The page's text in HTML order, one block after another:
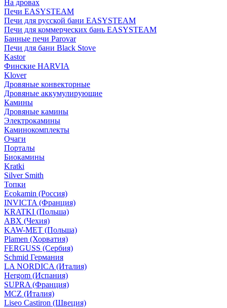
На дровах
Печи EASYSTEAM
Печи для русской бани EASYSTEAM
Печи для коммерческих бань EASYSTEAM
Банные печи Parovar
Печи для бани Black Stove
Kastor
Финские HARVIA
Klover
Дровяные конвекторные
Дровяные аккумулирующие
Камины
Дровяные камины
Электрокамины
Каминокомплекты
Очаги
Порталы
Биокамины
Kratki
Silver Smith
Топки
Ecokamin (Россия)
INVICTA (Франция)
KRATKI (Польша)
ABX (Чехия)
KAW-MET (Польша)
Plamen (Хорватия)
FERGUSS (Сербия)
Schmid Германия
LA NORDICA (Италия)
Hergom (Испания)
SUPRA (Франция)
MCZ (Италия)
Liseo Castiron (Швеция)